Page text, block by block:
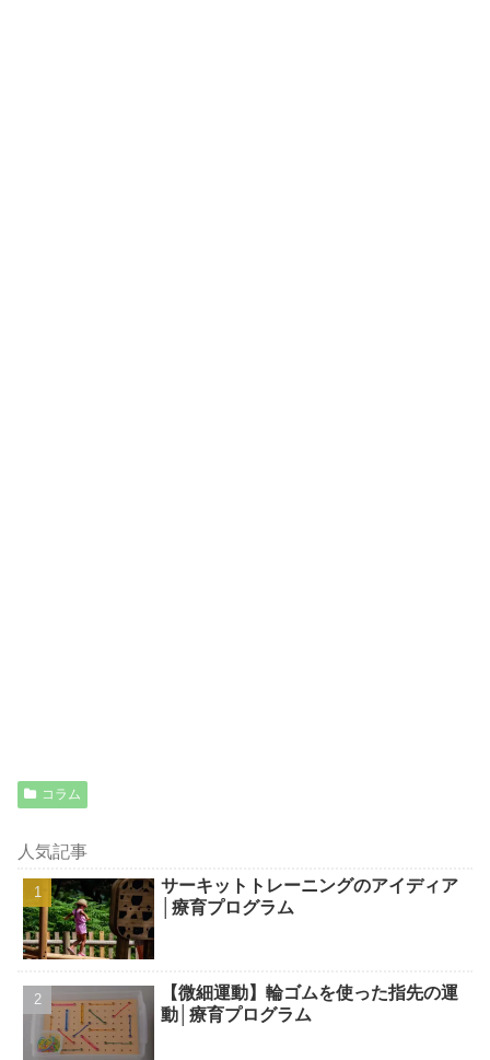
コラム
人気記事
サーキットトレーニングのアイディア
│療育プログラム
【微細運動】輪ゴムを使った指先の運
動│療育プログラム